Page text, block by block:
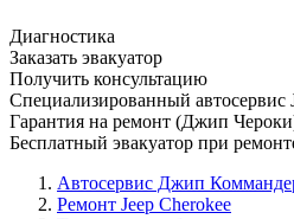
Диагностика
Заказать эвакуатор
Получить консультацию
Специализированный автосервис
Гарантия на ремонт (Джип
Бесплатный эвакуатор при
Автосервис Джип
Ремонт Jeep Cherokee